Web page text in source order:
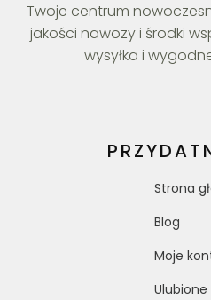
Twoje centrum
jakości nawozy i środki
wysyłka i
Strona
Blog
Moje
Ulubione